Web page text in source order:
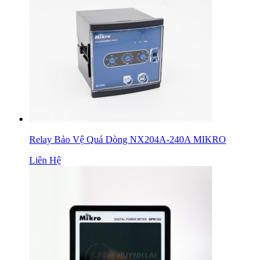
Relay Bảo Vệ Quá Dòng NX204A-240A MIKRO
Liên Hệ